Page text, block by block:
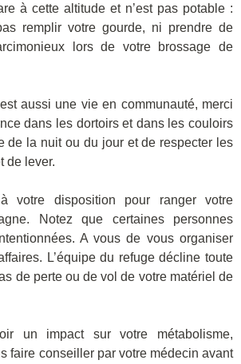
à cette altitude et n’est pas potable :
remplir votre gourde, ni prendre de
lors de votre brossage de
aussi une vie en communauté, merci
dans les dortoirs et dans les couloirs
de la nuit ou du jour et de respecter les
de lever.
votre disposition pour ranger votre
Notez que certaines personnes
A vous de vous organiser
L’équipe du refuge décline toute
de perte ou de vol de votre matériel de
un impact sur votre métabolisme,
faire conseiller par votre médecin avant